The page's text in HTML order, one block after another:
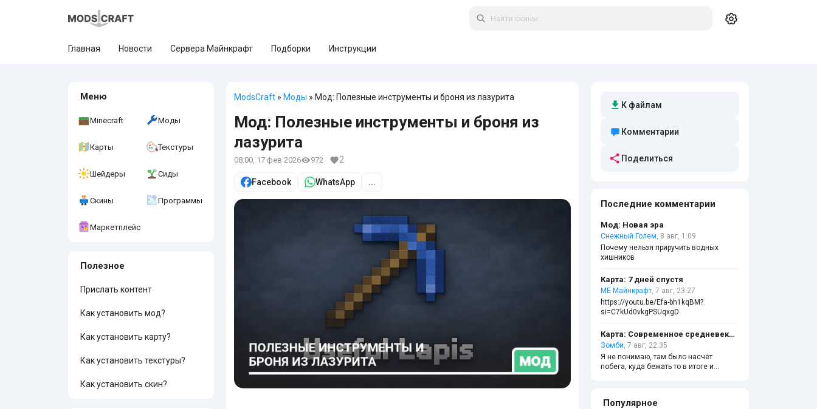
Главная Новости Сервера Майнкрафт Подборки Инструкции
Меню
Minecraft Моды
Карты Текстуры
Шейдеры Сиды
Скины Программы
Маркетплейс
Полезное
Прислать контент
Как установить мод?
Как установить карту?
Как установить текстуры?
Как установить скин?
ModsCraft » Моды » Мод: Полезные инструменты и броня из лазурита
Мод: Полезные инструменты и броня из
лазурита
08:00, 17 фев 2026 972 2
Facebook WhatsApp ...
К файлам
Комментарии
Поделиться
Последние комментарии
Мод: Новая эра
Снежный Голем, 8 авг, 1:09
Почему нельзя приручить водных
хишников
Карта: 7 дней спустя
МЕ Майнкрафт, 7 авг, 23:27
https://youtu.be/Efa-bh1kqBM?
si=C7kUd0vkgPSUqxgD
Карта: Современное средневековье
Зомби, 7 авг, 22:35
Я не понимаю, там было насчёт
побега, куда бежать то в итоге и
Популярное